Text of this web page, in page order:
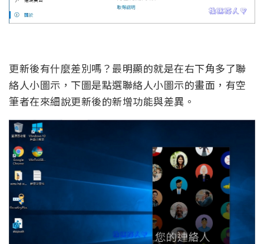
更新後有什麼差別嗎？最明顯的就是在右下角多了聯
絡人小圖示，下圖是點選聯絡人小圖示的畫面，有空
筆者在來細說更新後的新增功能與差異。